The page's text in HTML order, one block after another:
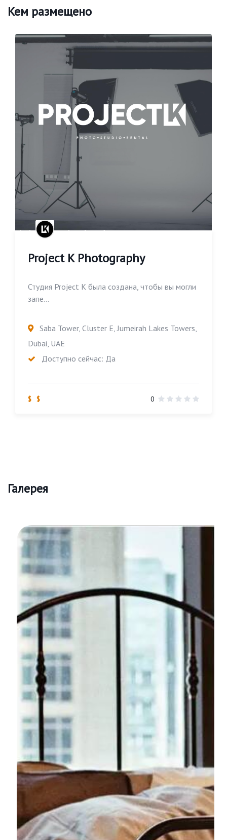
Кем размещено
Project K Photography
Студия Project K была создана, чтобы вы могли
запе...
Saba Tower, Cluster E, Jumeirah Lakes Towers,
Dubai, UAE
Доступно сейчас: Да
$ $ 0
Галерея